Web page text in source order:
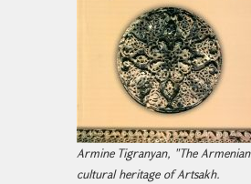
Armine Tigranyan, "The Armenian
cultural heritage of Artsakh.